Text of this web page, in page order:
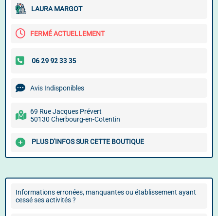
LAURA MARGOT
FERMÉ ACTUELLEMENT
Avis Indisponibles
69 Rue Jacques Prévert
50130 Cherbourg-en-Cotentin
PLUS D'INFOS SUR CETTE BOUTIQUE
Informations erronées, manquantes ou établissement ayant
cessé ses activités ?